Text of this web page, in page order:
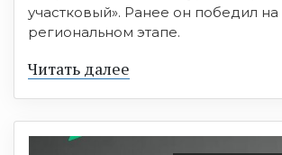
участковый». Ранее он победил на
региональном этапе.
Читать далее